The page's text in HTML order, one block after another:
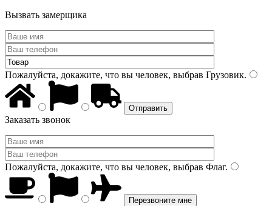
Вызвать замерщика
Пожалуйста, докажите, что вы человек, выбрав Грузовик.
Заказать звонок
Пожалуйста, докажите, что вы человек, выбрав Флаг.